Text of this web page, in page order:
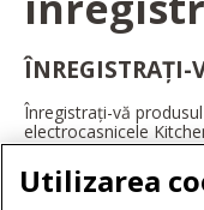
ÎNREGISTRAȚI-
Înregistrați-vă
electrocasnicele
exclusive, ponturi și
ÎNREGISTRAȚI-VĂ
Utilizarea